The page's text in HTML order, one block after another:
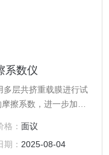
系数仪
层共挤重载膜进行试
擦系数，进一步加强
，来满足产品使用要
载膜袋摩擦系数仪
格： 面议
期： 2025-08-04